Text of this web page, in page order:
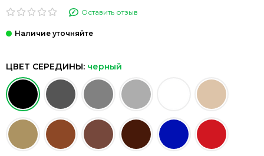
Оставить отзыв
ЦВЕТ СЕРЕДИНЫ: черный